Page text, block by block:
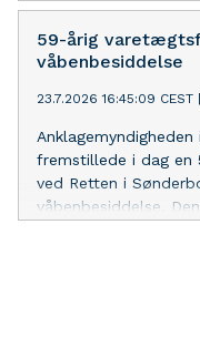
lov om
indbrud og røveri –
samt vold og trusler
Han nægtede sig
59-årig
våbenbesiddelse
23.7.2026 16:45:09 CEST
fremstillede i dag en
ved Retten i
våbenbesiddelse.